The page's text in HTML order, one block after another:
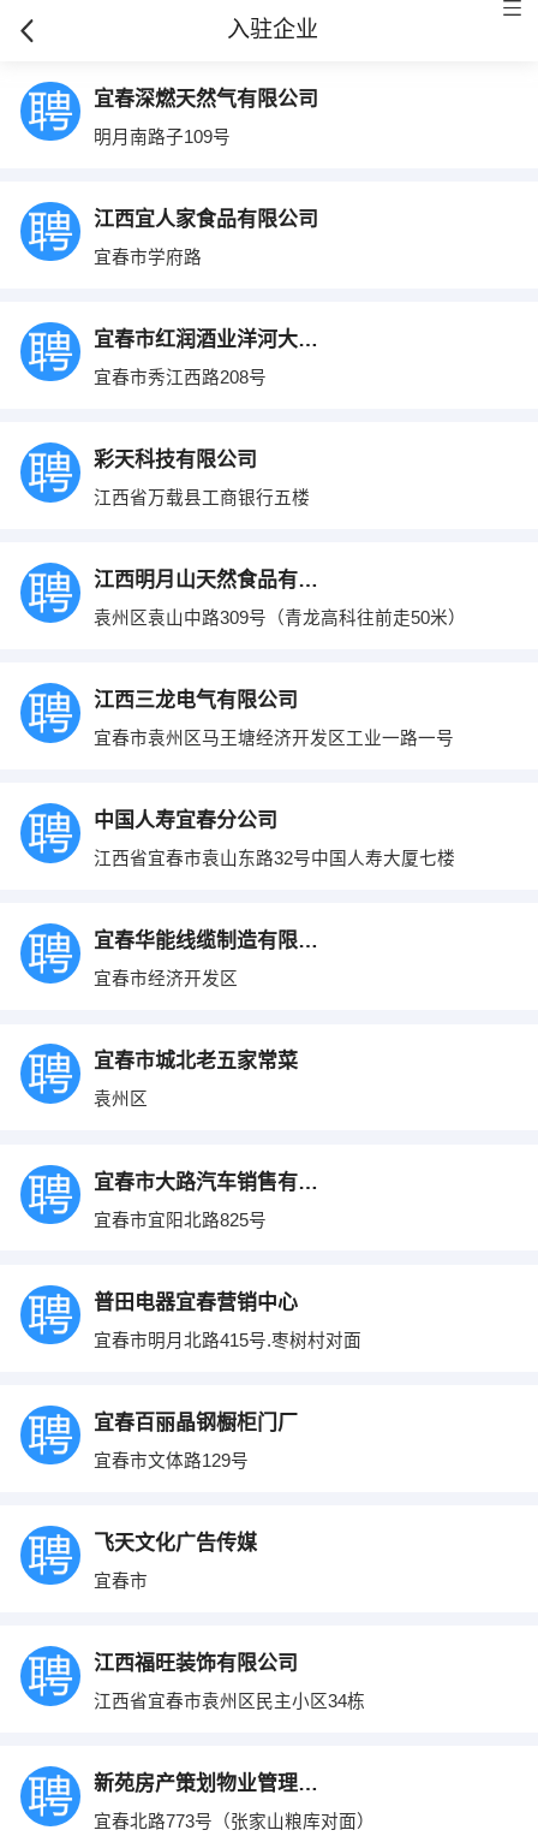
入驻企业
宜春深燃天然气有限公司
明月南路子109号
江西宜人家食品有限公司
宜春市学府路
宜春市红润酒业洋河大曲总经销
宜春市秀江西路208号
彩天科技有限公司
江西省万载县工商银行五楼
江西明月山天然食品有限公司
袁州区袁山中路309号（青龙高科往前走50米）
江西三龙电气有限公司
宜春市袁州区马王塘经济开发区工业一路一号
中国人寿宜春分公司
江西省宜春市袁山东路32号中国人寿大厦七楼
宜春华能线缆制造有限公司
宜春市经济开发区
宜春市城北老五家常菜
袁州区
宜春市大路汽车销售有限公司
宜春市宜阳北路825号
普田电器宜春营销中心
宜春市明月北路415号.枣树村对面
宜春百丽晶钢橱柜门厂
宜春市文体路129号
飞天文化广告传媒
宜春市
江西福旺装饰有限公司
江西省宜春市袁州区民主小区34栋
新苑房产策划物业管理有限公司
宜春北路773号（张家山粮库对面）